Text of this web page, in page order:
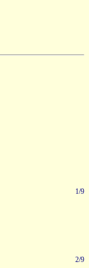
1/9
2/9